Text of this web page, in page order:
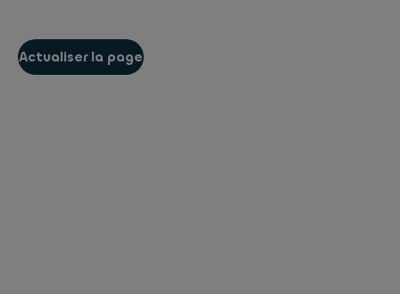
Actualiser la page